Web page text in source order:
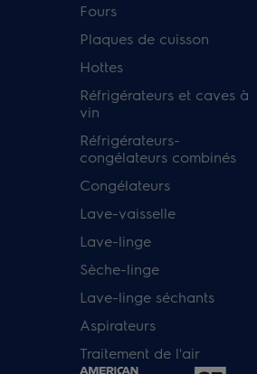
Fours
Plaques de cuisson
Hottes
Réfrigérateurs et caves à
vin
Réfrigérateurs-
congélateurs combinés
Congélateurs
Lave-vaisselle
Lave-linge
Sèche-linge
Lave-linge séchants
Aspirateurs
Traitement de l'air